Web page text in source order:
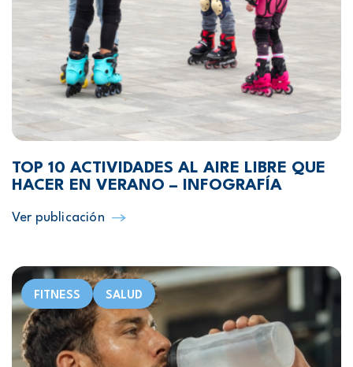
TOP 10 ACTIVIDADES AL AIRE LIBRE QUE
HACER EN VERANO – INFOGRAFÍA
Ver publicación
FITNESS SALUD